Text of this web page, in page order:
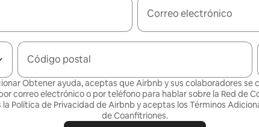
Correo electrónico
Código postal
Obtener ayuda, aceptas que Airbnb y sus colaboradores se
correo electrónico o por teléfono para hablar sobre la Red de
Política de Privacidad de Airbnb y aceptas los Términos
de Coanfitriones.